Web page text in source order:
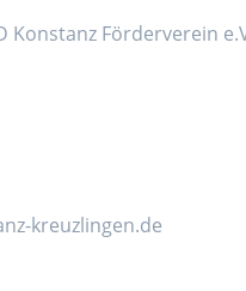
Konstanz Förderverein
kreuzlingen.de